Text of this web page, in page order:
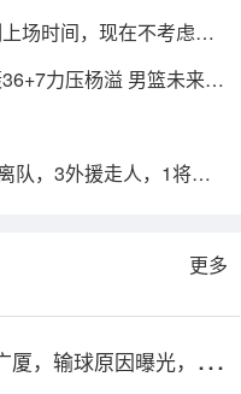
场时间，现在不考虑总
力压杨溢 男篮未来十
队，3外援走人，1将或
更多
，输球原因曝光，3人